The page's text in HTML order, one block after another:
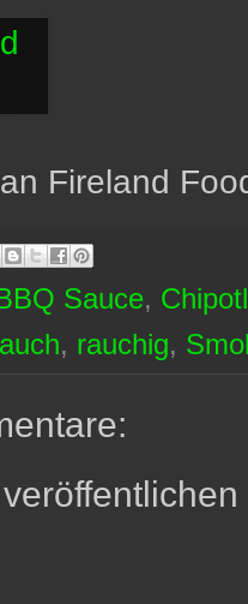
Fireland
Sauce,
, rauchig,